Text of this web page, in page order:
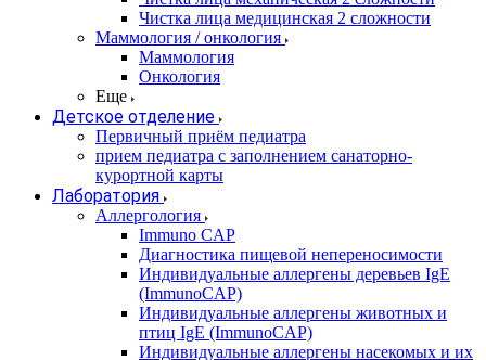
Чистка лица медицинская 2 сложности
Маммология / онкология
Маммология
Онкология
Еще
Детское отделение
Первичный приём педиатра
прием педиатра с заполнением санаторно-
курортной карты
Лаборатория
Аллергология
Immuno CAP
Диагностика пищевой непереносимости
Индивидуальные аллергены деревьев IgE
(ImmunoCAP)
Индивидуальные аллергены животных и
птиц IgE (ImmunoCAP)
Индивидуальные аллергены насекомых и их